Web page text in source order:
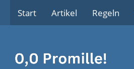
Start Artikel Regeln